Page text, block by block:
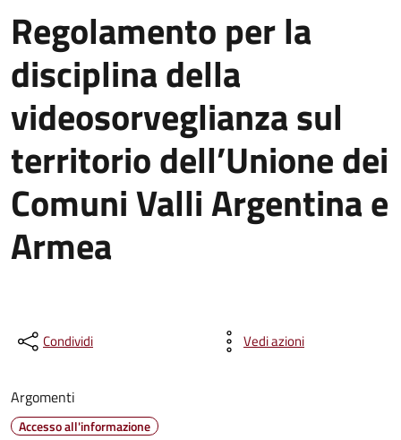
Regolamento per la
disciplina della
videosorveglianza sul
territorio dell’Unione dei
Comuni Valli Argentina e
Armea
Condividi Vedi azioni
Argomenti
Accesso all'informazione